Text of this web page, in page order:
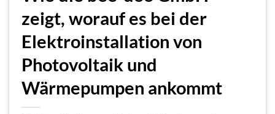
zeigt, worauf es bei der
Elektroinstallation von
Photovoltaik und
Wärmepumpen ankommt